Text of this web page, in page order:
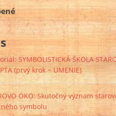
SYMBOLISTICKÁ ŠKOLA
(prvý krok ~ UMENIE)
OKO: Skutočný význam
symbolu